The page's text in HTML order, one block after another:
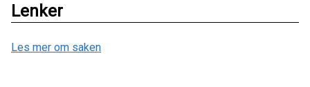
Lenker
Les mer om saken